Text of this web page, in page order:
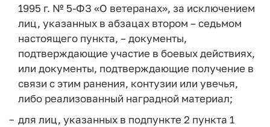
1995 г. № 5-ФЗ «О ветеранах», за исключением
лиц, указанных в абзацах втором – седьмом
настоящего пункта, – документы,
подтверждающие участие в боевых действиях,
или документы, подтверждающие получение в
связи с этим ранения, контузии или увечья,
либо реализованный наградной материал;
для лиц, указанных в подпункте 2 пункта 1